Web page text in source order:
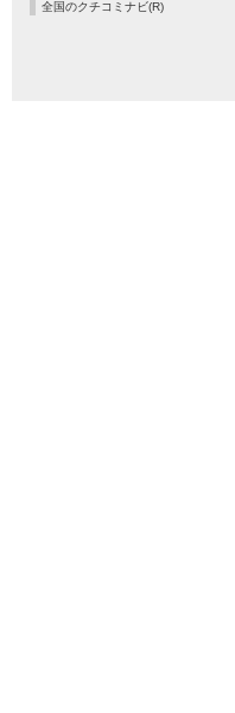
全国のクチコミナビ(R)